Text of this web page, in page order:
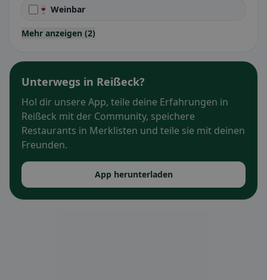
🍷 Weinbar
Mehr anzeigen (2)
Unterwegs in Reißeck?
Hol dir unsere App, teile deine Erfahrungen in
Reißeck mit der Community, speichere
Restaurants in Merklisten und teile sie mit deinen
Freunden.
App herunterladen